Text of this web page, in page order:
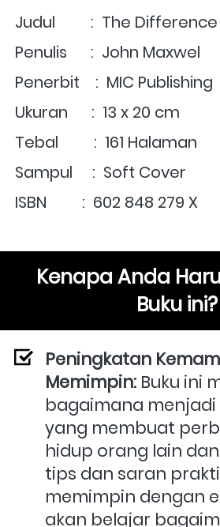
Judul         :  The
Penulis      :  John Maxwel
Penerbit    :  MIC Publishing
Ukuran      :  13 x 20 cm
Tebal         :  161 Halaman
Sampul     :  Soft Cover
ISBN         :  602 848 279 X
Kenapa Anda
Buku ini?
Peningkatan
Memimpin: Buku ini
bagaimana
yang membuat
hidup orang lain
tips dan saran
memimpin dengan
akan belajar